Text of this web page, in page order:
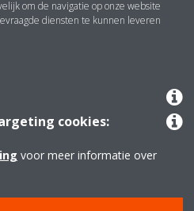
om de navigatie op onze website
diensten te kunnen leveren
cookies:
voor meer informatie over